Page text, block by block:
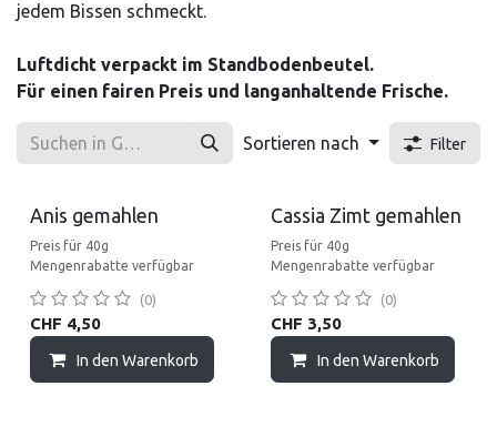
jedem Bissen schmeckt.
Luftdicht verpackt im Standbodenbeutel.
Für einen fairen Preis und langanhaltende Frische.
Sortieren nach Filter
Anis gemahlen
Preis für 40g
Mengenrabatte verfügbar
(0)
CHF 4,50
In den Warenkorb
Cassia Zimt gemahlen
Preis für 40g
Mengenrabatte verfügbar
(0)
CHF 3,50
In den Warenkorb